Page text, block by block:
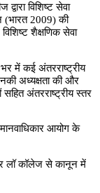
विशिष्ट सेवा
(भारत 2009) की
शैक्षणिक सेवा
भर में कई अंतरराष्ट्रीय
अध्यक्षता की और
सहित अंतरराष्ट्रीय स्तर
आयोग के
लॉ कॉलेज से कानून में